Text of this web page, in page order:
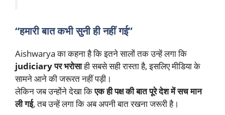
“हमारी बात कभी सुनी ही नहीं गई”
Aishwarya का कहना है कि इतने सालों तक उन्हें लगा कि
judiciary पर भरोसाही सबसे सही रास्ता है, इसलिए मीडिया के
सामने आने की जरूरत नहीं पड़ी।
लेकिन जब उन्होंने देखा किएक ही पक्ष की बात पूरे देश में सच मान
ली गई, तब उन्हें लगा कि अब अपनी बात रखना जरूरी है।